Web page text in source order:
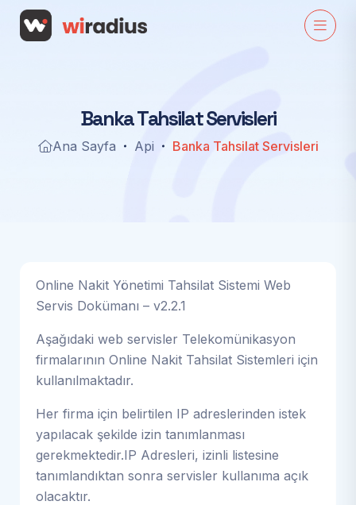
BankaTahsilatServisleri
Ana Sayfa Api Banka Tahsilat Servisleri
Online Nakit Yönetimi Tahsilat Sistemi Web
Servis Dokümanı – v2.2.1
Aşağıdaki web servisler Telekomünikasyon
firmalarının Online Nakit Tahsilat Sistemleri için
kullanılmaktadır.
Her firma için belirtilen IP adreslerinden istek
yapılacak şekilde izin tanımlanması
gerekmektedir.IP Adresleri, izinli listesine
tanımlandıktan sonra servisler kullanıma açık
olacaktır.